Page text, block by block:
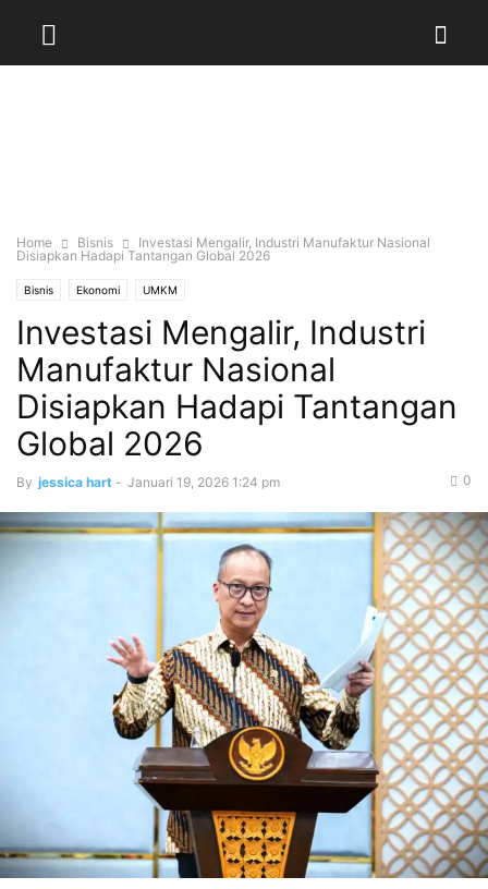
Home Bisnis
Investasi Mengalir, Industri Manufaktur Nasional
Disiapkan Hadapi Tantangan Global 2026
Bisnis Ekonomi UMKM
Investasi Mengalir, Industri
Manufaktur Nasional
Disiapkan Hadapi Tantangan
Global 2026
By jessica hart - Januari 19, 2026 1:24 pm 0